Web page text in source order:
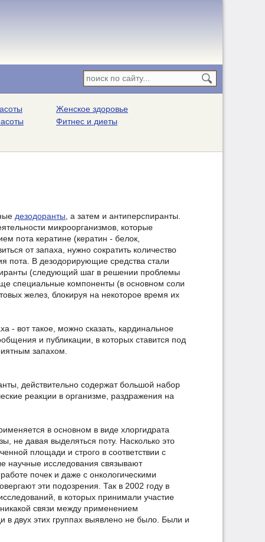
Женское здоровье
Фитнес и диеты
дезодоранты , а затем и антиперспиранты.
микроорганизмов, которые
пота кератине (кератин - белок,
от запаха, нужно сократить количество
пота. В дезодорирующие средства стали
(следующий шаг в решении проблемы
специальные компоненты (в основном соли
желез, блокируя на некоторое время их
- вот такое, можно сказать, кардинальное
и публикации, в которых ставится под
запахом.
действительно содержат большой набор
реакции в организме, раздражения на
в основном в виде хлоргидрата
не давая выделяться поту. Насколько это
площади и строго в соответствии с
научные исследования связывают
почек и даже с онкологическими
эти подозрения. Так в 2002 году в
в которых принимали участие
связи между применением
в двух этих группах выявлено не было. Были и